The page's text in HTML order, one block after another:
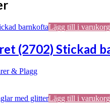
produktsidan
Lägg till i varukorg
(2702) Stickad
& Plagg
Lägg till i varukorg